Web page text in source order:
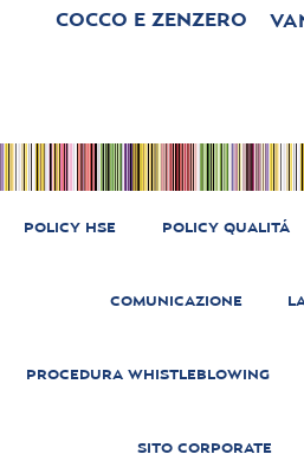
COCCO E ZENZERO
POLICY HSE POLICY QUALITÁ
COMUNICAZIONE
PROCEDURA WHISTLEBLOWING
SITO CORPORATE